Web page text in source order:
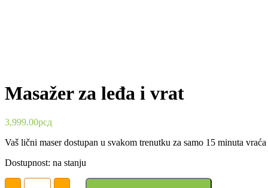
Masažer za leđa i vrat
3,999.00рсд
Vaš lični maser dostupan u svakom trenutku za samo 15 minuta
Dostupnost: na stanju
Masažer